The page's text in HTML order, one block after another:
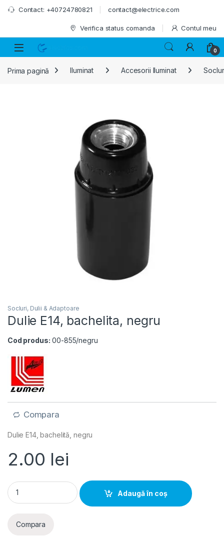
Skip to navigation
Skip to content
Contact: +40724780821 contact@electrice.com
Verifica status comanda Contul meu
0
Prima pagină Iluminat Accesorii Iluminat
Socluri, Dulii & Adaptoare
Dulie E14, bachelita, negru
Cod produs: 00-855/negru
Compara
Dulie E14, bachelită, negru
2.00 lei
Dulie E14, bachelita, negru quantity
Adaugă în coș
Compara